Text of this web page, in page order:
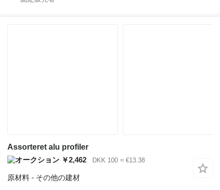
Assorteret alu profiler
￥2,462
DKK 100 ≈ €13.38
原材料 - その他の建材